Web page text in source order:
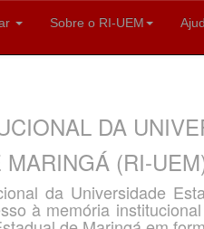
Sobre o RI-UEM
DA
MARINGÁ (RI-
da Universidade
à memória